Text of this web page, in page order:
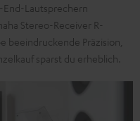
End-Lautsprechern
Stereo-Receiver R-
beeindruckende Präzision,
sparst du erheblich.